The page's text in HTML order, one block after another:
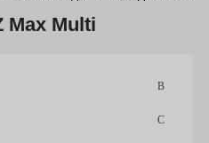
Max Multi